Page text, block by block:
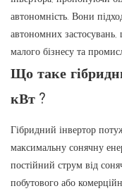
автономність. Вони
автономних застосувань,
малого бізнесу та
Що таке
кВт ?
Гібридний інвертор
максимальну сонячну
постійний струм від
побутового або